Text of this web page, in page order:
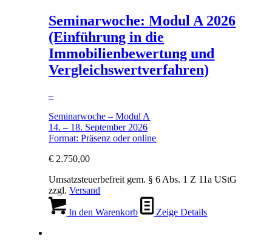
Seminarwoche: Modul A 2026
(Einführung in die
Immobilienbewertung und
Vergleichswertverfahren)
–
Seminarwoche – Modul A
14. – 18. September 2026
Format: Präsenz oder online
€ 2.750,00
Umsatzsteuerbefreit gem. § 6 Abs. 1 Z 11a UStG
zzgl.Versand
In den Warenkorb Zeige Details